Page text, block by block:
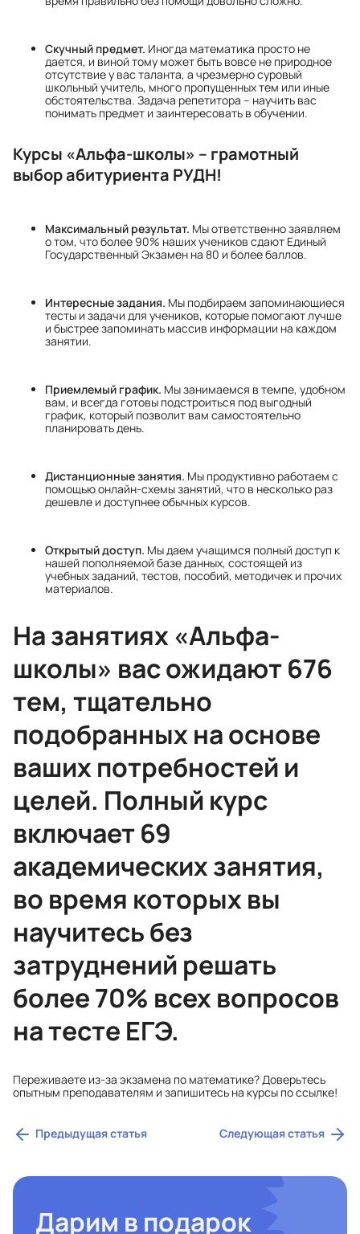
Скучный предмет. Иногда математика просто не
дается, и виной тому может быть вовсе не природное
отсутствие у вас таланта, а чрезмерно суровый
школьный учитель, много пропущенных тем или иные
обстоятельства. Задача репетитора – научить вас
понимать предмет и заинтересовать в обучении.
Курсы «Альфа-школы» – грамотный
выбор абитуриента РУДН!
Максимальный результат. Мы ответственно заявляем
о том, что более 90% наших учеников сдают Единый
Государственный Экзамен на 80 и более баллов.
Интересные задания. Мы подбираем запоминающиеся
тесты и задачи для учеников, которые помогают лучше
и быстрее запоминать массив информации на каждом
занятии.
Приемлемый график. Мы занимаемся в темпе, удобном
вам, и всегда готовы подстроиться под выгодный
график, который позволит вам самостоятельно
планировать день.
Дистанционные занятия. Мы продуктивно работаем с
помощью онлайн-схемы занятий, что в несколько раз
дешевле и доступнее обычных курсов.
Открытый доступ. Мы даем учащимся полный доступ к
нашей пополняемой базе данных, состоящей из
учебных заданий, тестов, пособий, методичек и прочих
материалов.
На занятиях «Альфа-
школы» вас ожидают 676
тем, тщательно
подобранных на основе
ваших потребностей и
целей. Полный курс
включает 69
академических занятия,
во время которых вы
научитесь без
затруднений решать
более 70% всех вопросов
на тесте ЕГЭ.
Переживаете из-за экзамена по математике? Доверьтесь
опытным преподавателям и запишитесь на курсы поссылке!
Предыдущая статья Следующая статья
Дарим в подарок